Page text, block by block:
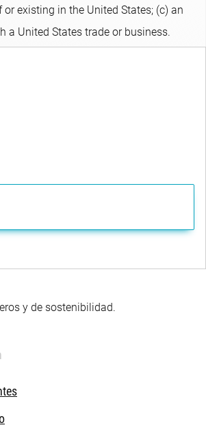
existing in the United States; (c) an
a United States trade or business.
y de sostenibilidad.